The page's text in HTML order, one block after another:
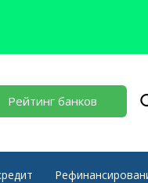
Рейтинг банков